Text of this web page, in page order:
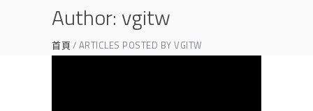
Author: vgitw
首頁 ARTICLES POSTED BY VGITW